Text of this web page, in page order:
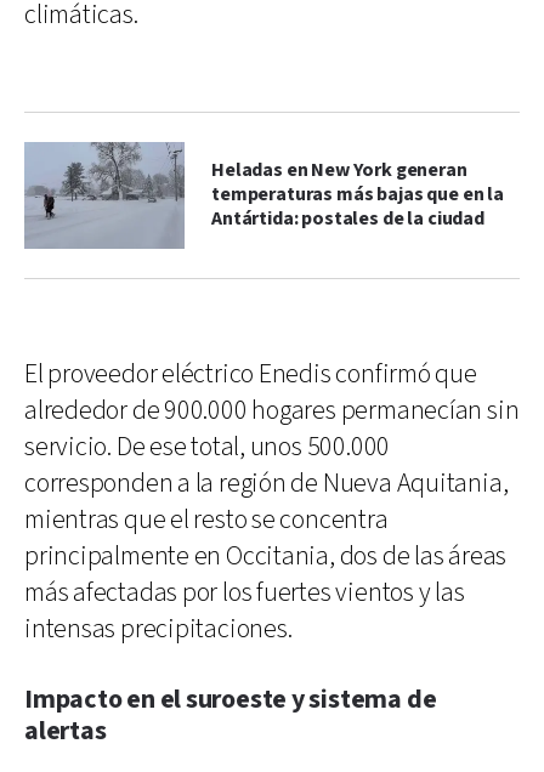
climáticas.
Heladas en New York generan
temperaturas más bajas que en la
Antártida: postales de la ciudad
El proveedor eléctrico Enedis confirmó que
alrededor de 900.000 hogares permanecían sin
servicio. De ese total, unos 500.000
corresponden a la región de Nueva Aquitania,
mientras que el resto se concentra
principalmente en Occitania, dos de las áreas
más afectadas por los fuertes vientos y las
intensas precipitaciones.
Impacto en el suroeste y sistema de
alertas